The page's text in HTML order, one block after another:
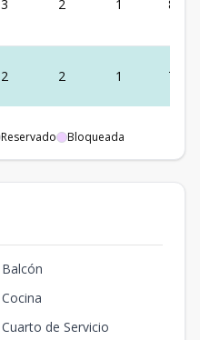
3 2 1 89.61
2 2 1 78.08
Reservado Bloqueada
Balcón
Cocina
Cuarto de Servicio